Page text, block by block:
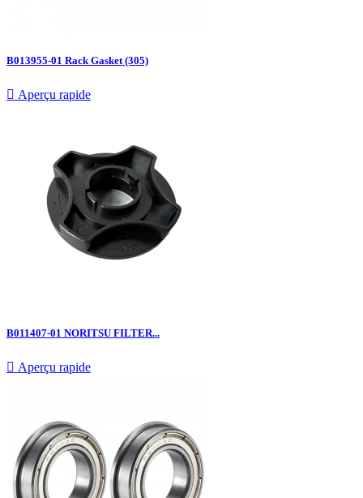
B013955-01 Rack Gasket (305)
 Aperçu rapide
B011407-01 NORITSU FILTER...
 Aperçu rapide